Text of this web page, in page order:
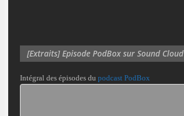
[Extraits] Episode PodBox sur Sound Cloud
Intégral des épisodes du podcast PodBox